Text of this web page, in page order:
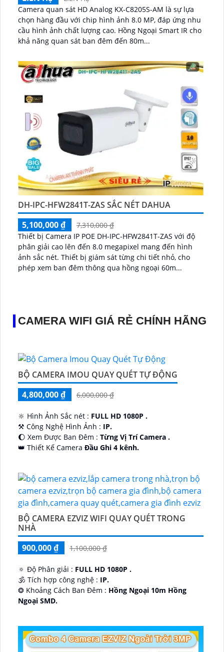
Camera quan sát HD Analog KX-C8205S-AM là sự lựa
chọn hàng đầu với chip hình ảnh 8.0 MP, đáp ứng nhu
cầu hình ảnh chất lượng cao. Hồng Ngoại Smart IR cho
khả năng quan sát ban đêm đến 80m...
DH-IPC-HFW2841T-ZAS SẮC NÉT DAHUA
5,100,000 ₫
7,310,000 ₫
Thiết bị Camera IP POE DH-IPC-HFW2841T-ZAS với độ
phân giải cao lên đến 8.0 megapixel mang đến hình
ảnh sắc nét. Thiết bị giám sát từng chi tiết nhỏ, cho
phép xem ban đêm thông qua hồng ngoại 60m...
CAMERA WIFI GIÁ RẺ CHÍNH HÃNG
BỘ CAMERA IMOU QUAY QUÉT TỰ ĐỘNG
4,800,000 ₫
6,000,000 ₫
🔆 Hình Ảnh Sắc nét : FULL HD 1080P .
⚒ Công Nghệ Hình Ảnh : IP.
🌔 Xem Được Ban Đêm : Từng Vị Trí Camera .
👑 Thiết Kế Camera Đầu Ghi 4 kênh.
BỘ CAMERA EZVIZ WIFI QUAY QUÉT TRONG
NHÀ
900,000 ₫
1,100,000 ₫
🔅 Độ Phân giải : FULL HD 1080P .
🕉️ Tích hợp công nghệ : IP.
❂ Khoảng Cách Ban Đêm : Hồng Ngoại 10m Hồng
Ngoại SMD.